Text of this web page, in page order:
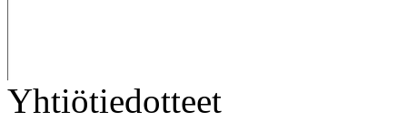
Yhtiötiedotteet